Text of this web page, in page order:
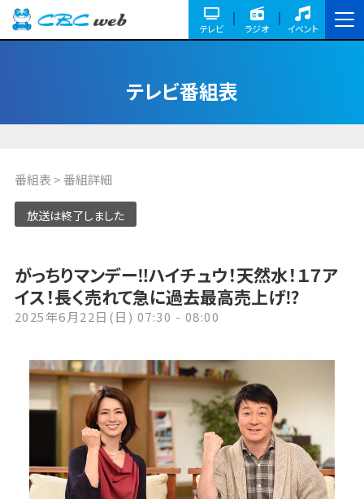
テレビ ラジオ イベント
テレビ番組表
番組表 > 番組詳細
放送は終了しました
がっちりマンデー‼ハイチュウ！天然水！１７ア
イス！長く売れて急に過去最高売上げ⁉
2025年6月22日(日) 07:30 - 08:00